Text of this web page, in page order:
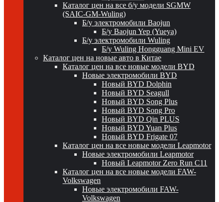
Каталог цен на все б/у модели SGMW
(SAIC-GM-Wuling)
Б/у электромобили Baojun
Б/у Baojun Yep (Yueya)
Б/у электромобили Wuling
Б/у Wuling Hongguang Mini EV
Каталог цен на новые авто в Китае
Каталог цен на все новые модели BYD
Новые электромобили BYD
Новый BYD Dolphin
Новый BYD Seagull
Новый BYD Song Plus
Новый BYD Song Pro
Новый BYD Qin PLUS
Новый BYD Yuan Plus
Новый BYD Frigate 07
Каталог цен на все новые модели Leapmotor
Новые электромобили Leapmotor
Новый Leapmotor Zero Run C11
Каталог цен на все новые модели FAW-
Volkswagen
Новые электромобили FAW-
Volkswagen